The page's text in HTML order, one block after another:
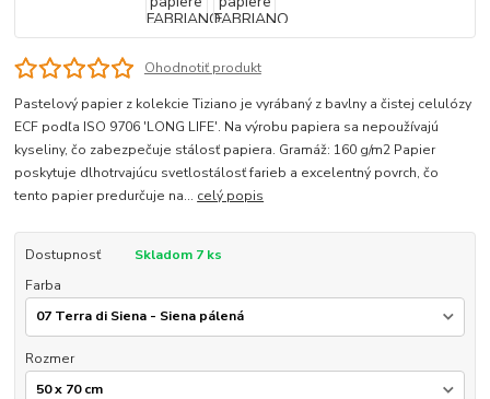
Ohodnotiť produkt
Pastelový papier z kolekcie Tiziano je vyrábaný z bavlny a čistej celulózy
ECF podľa ISO 9706 'LONG LIFE'. Na výrobu papiera sa nepoužívajú
kyseliny, čo zabezpečuje stálosť papiera. Gramáž: 160 g/m2 Papier
poskytuje dlhotrvajúcu svetlostálosť farieb a excelentný povrch, čo
tento papier predurčuje na... celý popis
Dostupnosť
Skladom 7 ks
Farba
Rozmer